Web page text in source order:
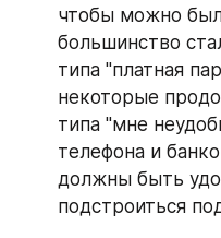
чтобы можно
большинство
типа "платная
некоторые
типа "мне
телефона и
должны быть
подстроиться